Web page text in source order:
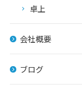
卓上
会社概要
ブログ